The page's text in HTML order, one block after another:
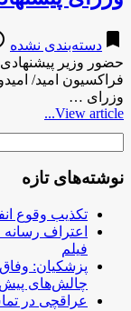
bookmark دسته‌بندی نشده
حضور وزیر
فراکسیون امید/
وزرای …
View article...
نوشته‌های تازه
تکذیب وقوع
اعتراف رسانه
فیلم
پزشکیان:
چالش‌های
عراقچی در